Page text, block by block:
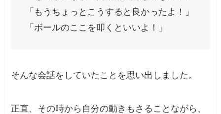
「もうちょっとこうすると良かったよ！」
「ボールのここを叩くといいよ！」
そんな会話をしていたことを思い出しました。
正直、その時から自分の動きもさることながら、